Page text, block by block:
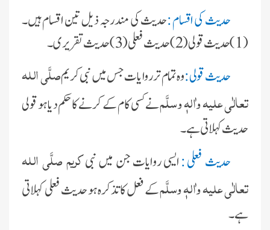
حدیث کی اقسام :حدیث کی مندرجہ ذیل تین اقسام ہیں۔
(1) حدیث قولی(2) حدیث فعلی(3) حدیث تقریری ۔
حدیث قولی :وہ تمام تر روایات جس میں نبی کریمصلَّی اللہ
تعالٰی علیہ واٰلہٖ وسلَّمنے کسی کام کے کرنے کا حکم دیا ہو قولی
حدیث کہلاتی ہے۔
حدیث فعلی :ایسی روایات جن میں نبیکریم صلَّی اللہ
تعالٰی علیہ واٰلہٖ وسلَّمکے فعل کا تذکرہ ہو حدیث فعلی کہلاتی
ہے۔